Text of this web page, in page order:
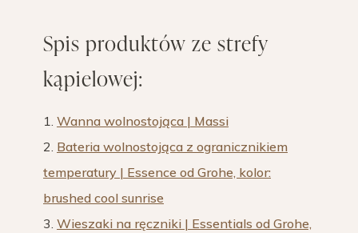
Spis produktów ze strefy
kąpielowej:
1. Wanna wolnostojąca | Massi
2. Bateria wolnostojąca z ogranicznikiem
temperatury | Essence od Grohe, kolor:
brushed cool sunrise
3. Wieszaki na ręczniki | Essentials od Grohe,